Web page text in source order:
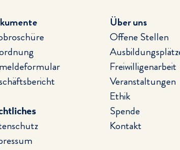
Über uns
Offene Stellen
Freiwilligenarbeit
Veranstaltungen
Ethik
Spende
Kontakt